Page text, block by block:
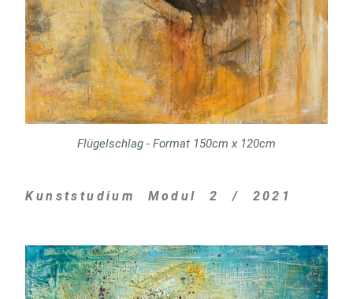
Flügelschlag - Format 150cm x 120cm
Kunststudium Modul 2 / 2021